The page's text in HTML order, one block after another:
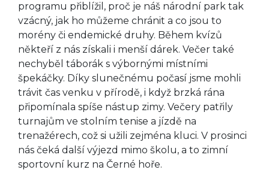
programu přiblížil, proč je náš národní park tak
vzácný, jak ho můžeme chránit a co jsou to
morény či endemické druhy. Během kvízů
někteří z nás získali i menší dárek. Večer také
nechyběl táborák s výbornými místními
špekáčky. Díky slunečnému počasí jsme mohli
trávit čas venku v přírodě, i když brzká rána
připomínala spíše nástup zimy. Večery patřily
turnajům ve stolním tenise a jízdě na
trenažérech, což si užili zejména kluci. V prosinci
nás čeká další výjezd mimo školu, a to zimní
sportovní kurz na Černé hoře.